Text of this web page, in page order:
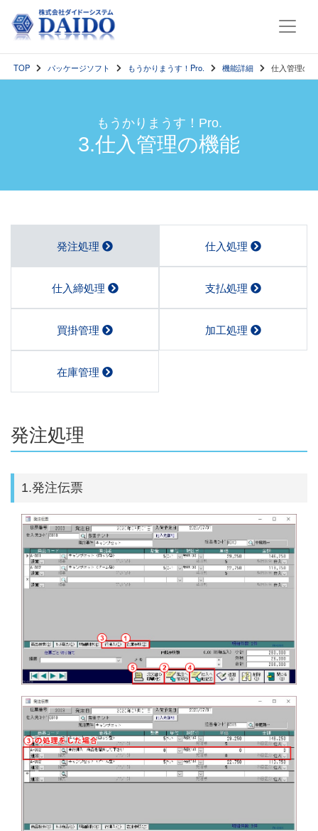
TOP パッケージソフト もうかりまうす！Pro. 機能詳細 仕入管理の
もうかりまうす！Pro.
3.仕入管理の機能
発注処理 仕入処理
仕入締処理 支払処理
買掛管理 加工処理
在庫管理
発注処理
1.発注伝票